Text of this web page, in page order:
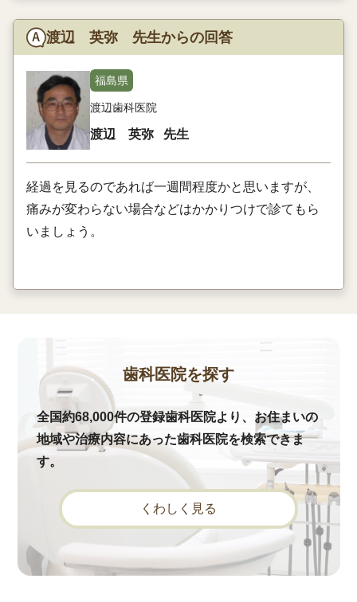
渡辺 英弥 先生からの回答
福島県
渡辺歯科医院
渡辺 英弥 先生
経過を見るのであれば一週間程度かと思いますが、
痛みが変わらない場合などはかかりつけで診てもら
いましょう。
歯科医院を探す
全国約68,000件の登録歯科医院より、お住まいの
地域や治療内容にあった歯科医院を検索できま
す。
くわしく見る